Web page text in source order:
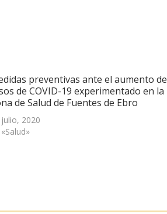
preventivas ante el aumento de
de COVID-19 experimentado en la
de Salud de Fuentes de Ebro
2020
«Salud»